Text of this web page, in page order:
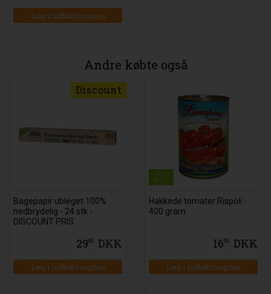
Læg i indkøbsvognen
Andre købte også
Discount
Bagepapir ubleget 100%
nedbrydelig - 24 stk -
DISCOUNT PRIS
2900 DKK
Læg i indkøbsvognen
Hakkede tomater Rispoli -
400 gram
1600 DKK
Læg i indkøbsvognen